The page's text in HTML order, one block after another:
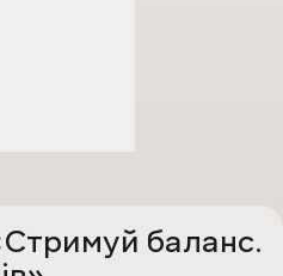
баланс.